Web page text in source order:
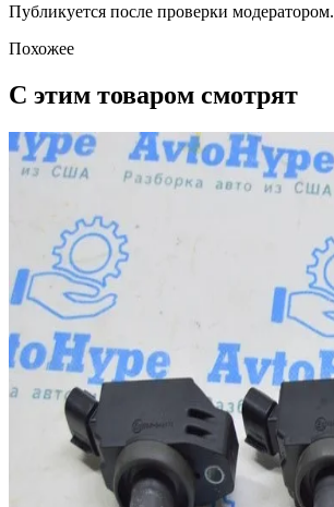
Публикуется после проверки модератором.
Похожее
С этим товаром смотрят